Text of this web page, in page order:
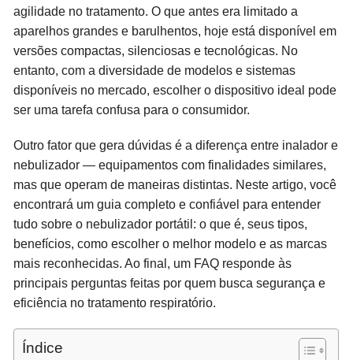
agilidade no tratamento. O que antes era limitado a
aparelhos grandes e barulhentos, hoje está disponível em
versões compactas, silenciosas e tecnológicas. No
entanto, com a diversidade de modelos e sistemas
disponíveis no mercado, escolher o dispositivo ideal pode
ser uma tarefa confusa para o consumidor.
Outro fator que gera dúvidas é a diferença entre inalador e
nebulizador — equipamentos com finalidades similares,
mas que operam de maneiras distintas. Neste artigo, você
encontrará um guia completo e confiável para entender
tudo sobre o nebulizador portátil: o que é, seus tipos,
benefícios, como escolher o melhor modelo e as marcas
mais reconhecidas. Ao final, um FAQ responde às
principais perguntas feitas por quem busca segurança e
eficiência no tratamento respiratório.
Índice